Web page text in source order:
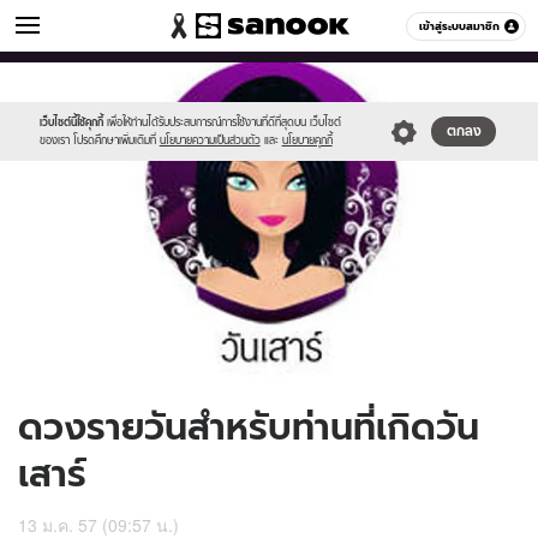
เข้าสู่ระบบสมาชิก
ดูดวง หมวดอื่นๆ
เว็บไซต์นี้ใช้คุกกี้ เพื่อให้ท่านได้รับประสบการณ์การใช้งานที่ดีที่สุดบน เว็บไซต์
ของเรา โปรดศึกษาเพิ่มเติมที่ นโยบายความเป็นส่วนตัว และ นโยบายคุกกี้
ตกลง
//s.isanook.com/sr/0/images/logo-
sanook.png
//s.isanook.com/ho/0/ud/11/57549/170-
ดวงรายวันสำหรับท่านที่เกิดวัน
เสาร์
13 ม.ค. 57 (09:57 น.)